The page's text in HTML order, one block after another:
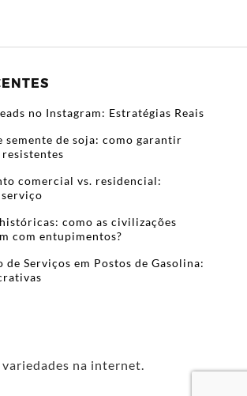
no Instagram: Estratégias Reais
semente de soja: como garantir
comercial vs. residencial:
como as civilizações
com entupimentos?
Serviços em Postos de Gasolina:
na internet.